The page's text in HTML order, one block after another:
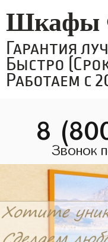
Шкафы
Гарантия
Быстро
Работаем с
8
Звонок